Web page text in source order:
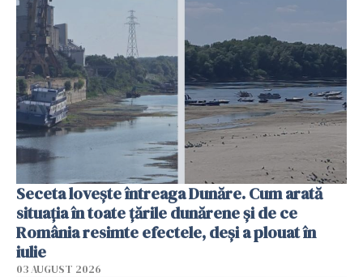
Seceta lovește întreaga Dunăre. Cum arată
situația în toate țările dunărene și de ce
România resimte efectele, deși a plouat în
iulie
03 AUGUST 2026